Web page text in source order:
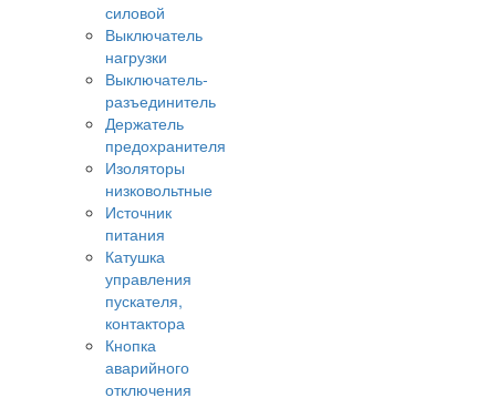
силовой
Выключатель
нагрузки
Выключатель-
разъединитель
Держатель
предохранителя
Изоляторы
низковольтные
Источник
питания
Катушка
управления
пускателя,
контактора
Кнопка
аварийного
отключения